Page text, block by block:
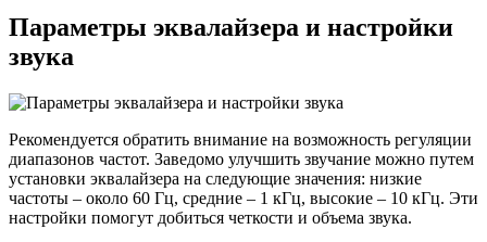
Параметры эквалайзера и настройки
звука
Рекомендуется обратить внимание на возможность регуляции
диапазонов частот. Заведомо улучшить звучание можно путем
установки эквалайзера на следующие значения: низкие
частоты – около 60 Гц, средние – 1 кГц, высокие – 10 кГц. Эти
настройки помогут добиться четкости и объема звука.